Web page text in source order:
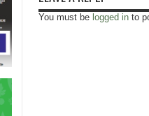
You must be logged in to